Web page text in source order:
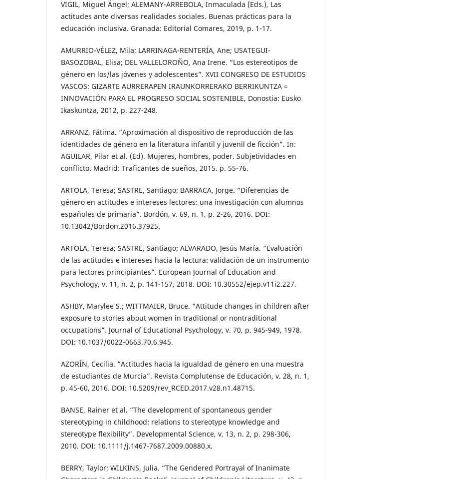
VIGIL, Miguel Ángel; ALEMANY-ARREBOLA, Inmaculada (Eds.), Las
actitudes ante diversas realidades sociales. Buenas prácticas para la
educación inclusiva. Granada: Editorial Comares, 2019, p. 1-17.
AMURRIO-VÉLEZ, Mila; LARRINAGA-RENTERÍA, Ane; USATEGUI-
BASOZOBAL, Elisa; DEL VALLELOROÑO, Ana Irene. “Los estereotipos de
género en los/las jóvenes y adolescentes”. XVII CONGRESO DE ESTUDIOS
VASCOS: GIZARTE AURRERAPEN IRAUNKORRERAKO BERRIKUNTZA =
INNOVACIÓN PARA EL PROGRESO SOCIAL SOSTENIBLE, Donostia: Eusko
Ikaskuntza, 2012, p. 227-248.
ARRANZ, Fátima. “Aproximación al dispositivo de reproducción de las
identidades de género en la literatura infantil y juvenil de ficción”. In:
AGUILAR, Pilar et al. (Ed). Mujeres, hombres, poder. Subjetividades en
conflicto. Madrid: Traficantes de sueños, 2015. p. 55-76.
ARTOLA, Teresa; SASTRE, Santiago; BARRACA, Jorge. “Diferencias de
género en actitudes e intereses lectores: una investigación con alumnos
españoles de primaria”. Bordón, v. 69, n. 1, p. 2-26, 2016. DOI:
10.13042/Bordon.2016.37925.
ARTOLA, Teresa; SASTRE, Santiago; ALVARADO, Jesús María. “Evaluación
de las actitudes e intereses hacia la lectura: validación de un instrumento
para lectores principiantes”. European Journal of Education and
Psychology, v. 11, n. 2, p. 141-157, 2018. DOI: 10.30552/ejep.v11i2.227.
ASHBY, Marylee S.; WITTMAIER, Bruce. “Attitude changes in children after
exposure to stories about women in traditional or nontraditional
occupations”. Journal of Educational Psychology, v. 70, p. 945-949, 1978.
DOI: 10.1037/0022-0663.70.6.945.
AZORÍN, Cecilia. “Actitudes hacia la igualdad de género en una muestra
de estudiantes de Murcia”. Revista Complutense de Educación, v. 28, n. 1,
p. 45-60, 2016. DOI: 10.5209/rev_RCED.2017.v28.n1.48715.
BANSE, Rainer et al. “The development of spontaneous gender
stereotyping in childhood: relations to stereotype knowledge and
stereotype flexibility”. Developmental Science, v. 13, n. 2, p. 298-306,
2010. DOI: 10.1111/j.1467-7687.2009.00880.x.
BERRY, Taylor; WILKINS, Julia. “The Gendered Portrayal of Inanimate